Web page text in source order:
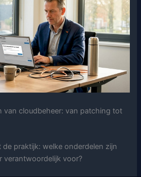
van cloudbeheer: van patching tot
praktijk: welke onderdelen zijn
verantwoordelijk voor?